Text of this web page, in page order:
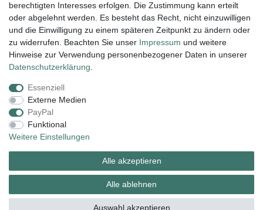
Lieferung und Versand
Impressum Daten­schutz­erklärung AGB
Widerrufs­recht
Zahlungsarten:
berechtigten Interesses erfolgen. Die Zustimmung kann erteilt
oder abgelehnt werden. Es besteht das Recht, nicht einzuwilligen
und die Einwilligung zu einem späteren Zeitpunkt zu ändern oder
zu widerrufen. Beachten Sie unser Impressum und weitere
Hinweise zur Verwendung personenbezogener Daten in unserer
Daten­schutz­erklärung
Essenziell
Externe Medien
PayPal
Funktional
Weitere Einstellungen
Alle akzeptieren
Alle ablehnen
Auswahl akzeptieren